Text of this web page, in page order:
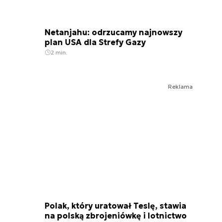
Netanjahu: odrzucamy najnowszy
plan USA dla Strefy Gazy
2 min.
Reklama
Polak, który uratował Teslę, stawia
na polską zbrojeniówkę i lotnictwo